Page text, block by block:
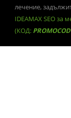
лечение,
IDEAMAX SEO за
(КОД: